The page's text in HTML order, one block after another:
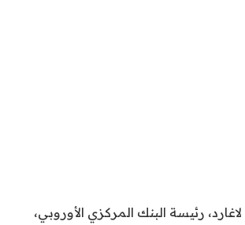
رئيسة البنك المركزي الأوروبي،